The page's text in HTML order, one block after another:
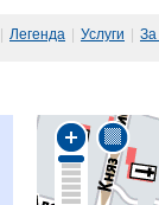
| Легенда | Услуги | За